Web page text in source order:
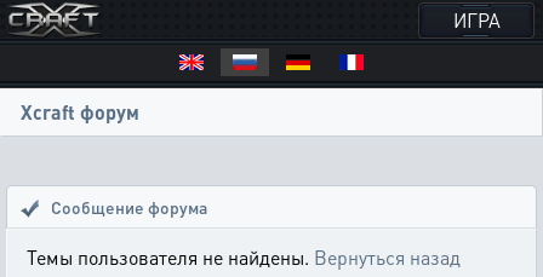
ИГРА
Xcraft форум
Сообщение форума
Темы пользователя не найдены. Вернуться назад